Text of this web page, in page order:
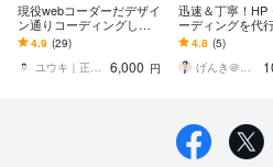
現役webコーダーだデザイ
ン通りコーディングしま
す 早い・上手い・安い、
コーディングをさせてい
ただきます。
4.9 (29)
ユウキ｜正社員フロントエンドエンジニア
6,000 円
迅速＆丁寧！HP
ーディングを代
す HTML・CSS
ージ修正もお任せ
い
4.8 (5)
げんき＠現役医師×WEB制作